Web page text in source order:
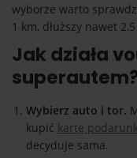
wyborze warto
1 km, dłuższy nawet
Jak działa
Wybierz auto i tor.
kupić kartę
decyduje sama.